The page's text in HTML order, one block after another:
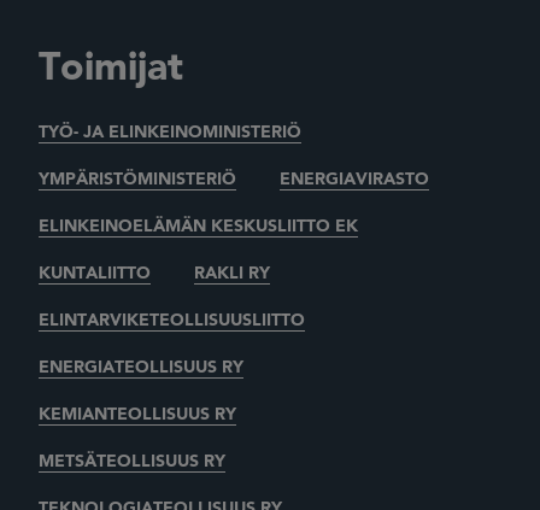
Toimijat
TYÖ- JA ELINKEINOMINISTERIÖ
YMPÄRISTÖMINISTERIÖ ENERGIAVIRASTO
ELINKEINOELÄMÄN KESKUSLIITTO EK
KUNTALIITTO RAKLI RY
ELINTARVIKETEOLLISUUSLIITTO
ENERGIATEOLLISUUS RY
KEMIANTEOLLISUUS RY
METSÄTEOLLISUUS RY